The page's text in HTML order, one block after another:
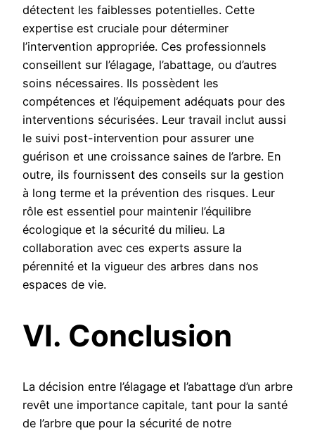
détectent les faiblesses potentielles. Cette
expertise est cruciale pour déterminer
l’intervention appropriée. Ces professionnels
conseillent sur l’élagage, l’abattage, ou d’autres
soins nécessaires. Ils possèdent les
compétences et l’équipement adéquats pour des
interventions sécurisées. Leur travail inclut aussi
le suivi post-intervention pour assurer une
guérison et une croissance saines de l’arbre. En
outre, ils fournissent des conseils sur la gestion
à long terme et la prévention des risques. Leur
rôle est essentiel pour maintenir l’équilibre
écologique et la sécurité du milieu. La
collaboration avec ces experts assure la
pérennité et la vigueur des arbres dans nos
espaces de vie.
VI. Conclusion
La décision entre l’élagage et l’abattage d’un arbre
revêt une importance capitale, tant pour la santé
de l’arbre que pour la sécurité de notre